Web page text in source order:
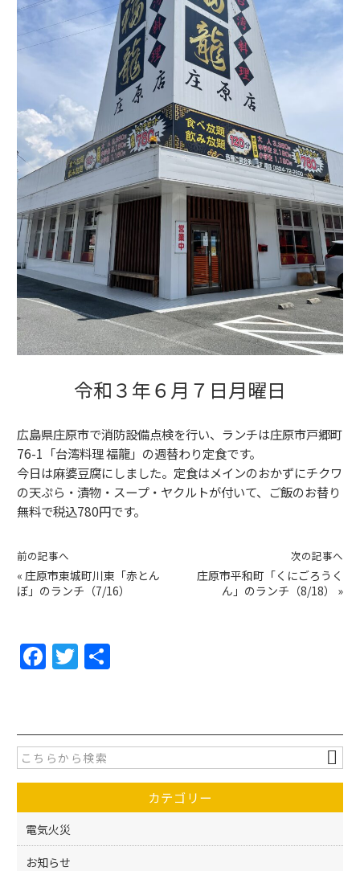
令和３年６月７日月曜日
広島県庄原市で消防設備点検を行い、ランチは庄原市戸郷町
76-1「台湾料理 福龍」の週替わり定食です。
今日は麻婆豆腐にしました。定食はメインのおかずにチクワ
の天ぷら・漬物・スープ・ヤクルトが付いて、ご飯のお替り
無料で税込780円です。
前の記事へ
« 庄原市東城町川東「赤とん
ぼ」のランチ（7/16）
次の記事へ
庄原市平和町「くにごろうく
ん」のランチ（8/18）
»
F
e
b
o
o
k
T
er
カテゴリー
電気火災
お知らせ